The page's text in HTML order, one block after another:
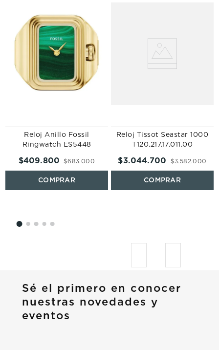
Reloj Anillo Fossil
Ringwatch ES5448
$683.000
$409.800
Reloj Tissot Seastar 1000
T120.217.17.011.00
$3.582.000
$3.044.700
Sé el primero en conocer
nuestras novedades y
eventos